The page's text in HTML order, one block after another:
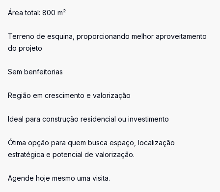
Área total: 800 m²
Terreno de esquina, proporcionando melhor aproveitamento
do projeto
Sem benfeitorias
Região em crescimento e valorização
Ideal para construção residencial ou investimento
Ótima opção para quem busca espaço, localização
estratégica e potencial de valorização.
Agende hoje mesmo uma visita.